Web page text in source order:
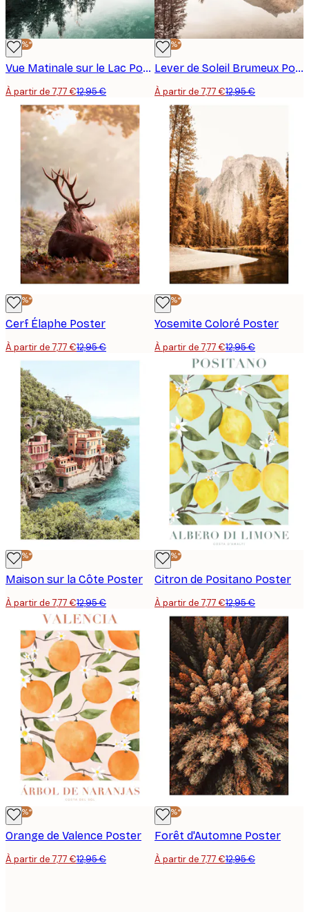
-40%*
Vue Matinale sur le Lac Poster
À partir de 7,77 €12,95 €
-40%*
Lever de Soleil Brumeux Poster
À partir de 7,77 €12,95 €
-40%*
Cerf Élaphe Poster
À partir de 7,77 €12,95 €
-40%*
Yosemite Coloré Poster
À partir de 7,77 €12,95 €
-40%*
Maison sur la Côte Poster
À partir de 7,77 €12,95 €
-40%*
Citron de Positano Poster
À partir de 7,77 €12,95 €
-40%*
Orange de Valence Poster
À partir de 7,77 €12,95 €
-40%*
Forêt d'Automne Poster
À partir de 7,77 €12,95 €